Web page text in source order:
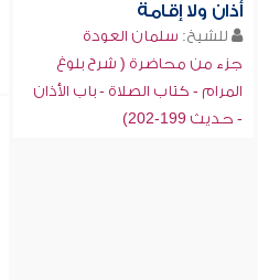
أذان ولا إقامة
للشيخ: سلمان العودة
جزء من محاضرة ( شرح بلوغ
المرام - كتاب الصلاة - باب الأذان
- حديث 199-202)